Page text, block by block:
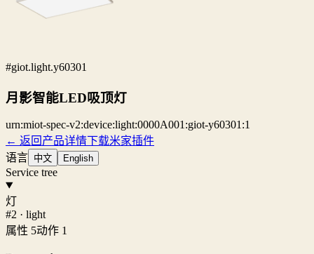
#giot.light.y60301
月影智能LED吸顶灯
urn:miot-spec-v2:device:light:0000A001:giot-y60301:1
← 返回产品详情下载米家插件
语言 中文 English
Service tree
灯
#2 · light
属性 5动作 1